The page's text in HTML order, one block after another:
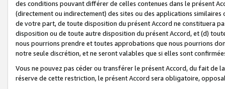
des conditions pouvant différer de celles contenues dans le présent
(directement ou indirectement) des sites ou des applications
de votre part, de toute disposition du présent Accord ne constituera
disposition ou de toute autre disposition du présent Accord, et (d)
nous pourrions prendre et toutes approbations que nous pourrions
notre seule discrétion, et ne seront valables que si elles sont
Vous ne pouvez pas céder ou transférer le présent Accord, du fait de
réserve de cette restriction, le présent Accord sera obligatoire,